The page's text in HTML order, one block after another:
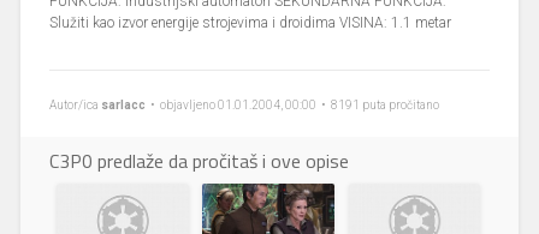
Služiti kao izvor energije strojevima i droidima VISINA: 1.1 metar
Autor/ica sarlacc • objavljeno 01.01.2004, 00:00 • 8191 puta pročitano
C3P0 predlaže da pročitaš i ove opise